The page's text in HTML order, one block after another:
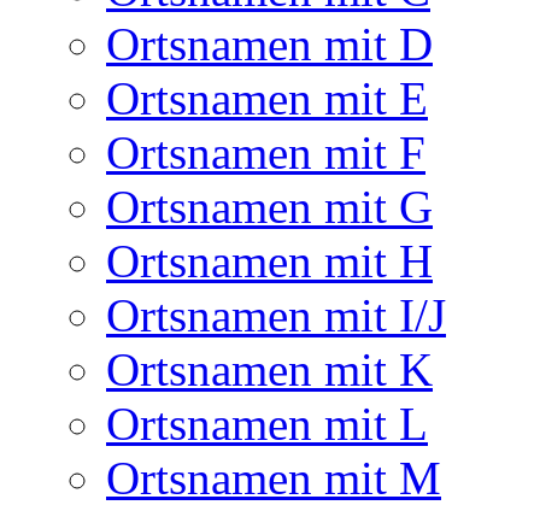
Ortsnamen mit D
Ortsnamen mit E
Ortsnamen mit F
Ortsnamen mit G
Ortsnamen mit H
Ortsnamen mit I/J
Ortsnamen mit K
Ortsnamen mit L
Ortsnamen mit M